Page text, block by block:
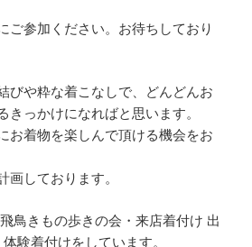
ご参加ください。お待ちしており
びや粋な着こなしで、どんどんお
きっかけになればと思います。
お着物を楽しんで頂ける機会をお
画しております。
鳥きもの歩きの会・来店着付け 出
験着付けをしています。